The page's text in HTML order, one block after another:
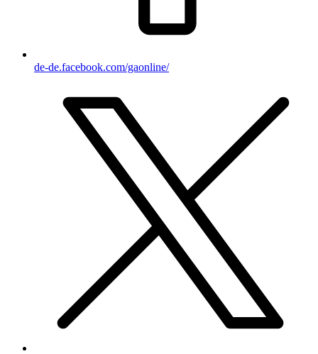
de-de.facebook.com/gaonline/